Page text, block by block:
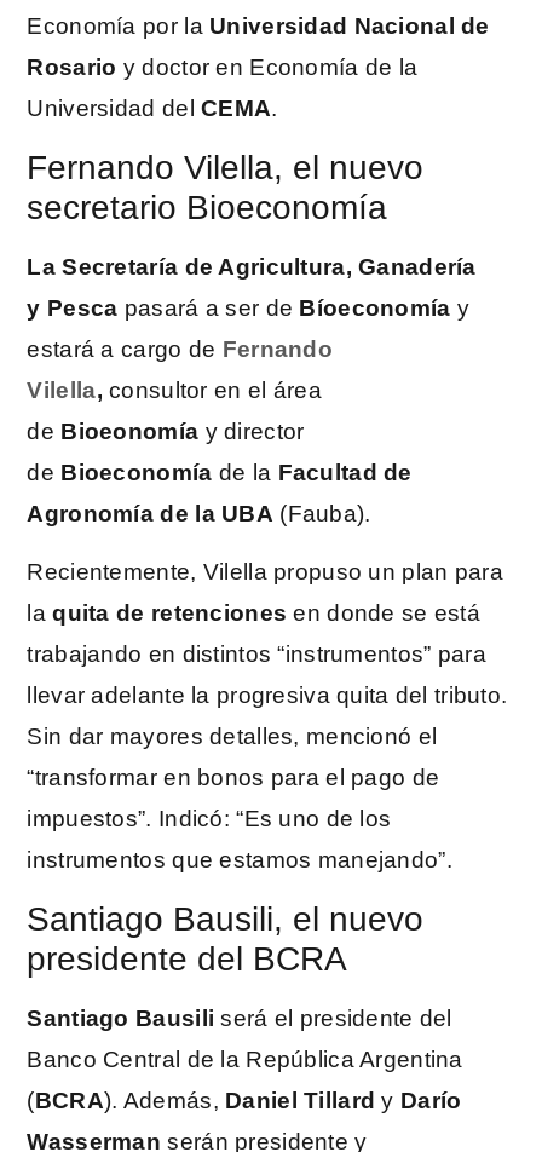
Economía por la Universidad Nacional de
Rosario y doctor en Economía de la
Universidad delCEMA.
Fernando Vilella, el nuevo
secretario Bioeconomía
La Secretaría de Agricultura, Ganadería
y Pesca pasará a ser de Bíoeconomía y
estará a cargo de Fernando
Vilella, consultor en el área
de Bioeonomía y director
de Bioeconomía de la Facultad de
Agronomía de la UBA (Fauba).
Recientemente, Vilella propuso un plan para
laquita de retenciones en donde se está
trabajando en distintos “instrumentos” para
llevar adelante la progresiva quita del tributo.
Sin dar mayores detalles, mencionó el
“transformar en bonos para el pago de
impuestos”. Indicó: “Es uno de los
instrumentos que estamos manejando”.
Santiago Bausili, el nuevo
presidente del BCRA
Santiago Bausili será el presidente del
Banco Central de la República Argentina
(BCRA). Además, Daniel Tillard y Darío
Wasserman serán presidente y